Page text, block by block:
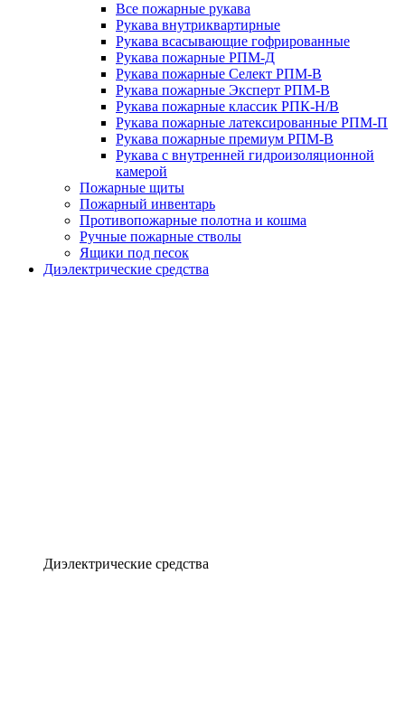
Все пожарные рукава
Рукава внутриквартирные
Рукава всасывающие гофрированные
Рукава пожарные РПМ-Д
Рукава пожарные Селект РПМ-В
Рукава пожарные Эксперт РПМ-В
Рукава пожарные классик РПК-Н/В
Рукава пожарные латексированные РПМ-П
Рукава пожарные премиум РПМ-В
Рукава с внутренней гидроизоляционной
камерой
Пожарные щиты
Пожарный инвентарь
Противопожарные полотна и кошма
Ручные пожарные стволы
Ящики под песок
Диэлектрические средства
Диэлектрические средства